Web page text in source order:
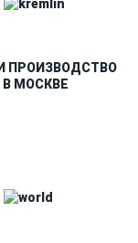
ПРОИЗВОДСТВО
В МОСКВЕ